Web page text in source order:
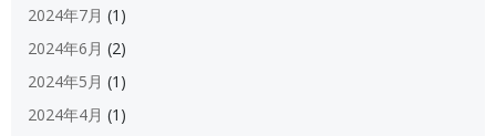
2024年7月 (1)
2024年6月 (2)
2024年5月 (1)
2024年4月 (1)